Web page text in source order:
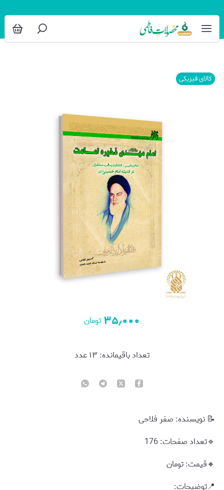
کالای فیزیکی
۳۵٫۰۰۰ تومان
تعداد باقیمانده: ۱۳عدد
📝 نویسنده: صفر فلاحی
🔹تعداد صفحات: 176
🔸قیمت: تومان
📍توضیحات: